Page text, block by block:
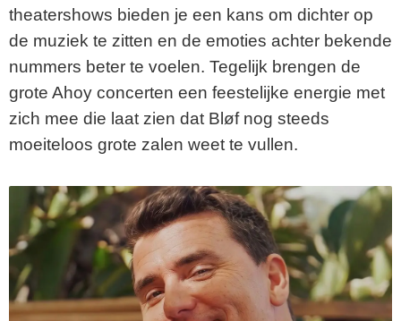
theatershows bieden je een kans om dichter op
de muziek te zitten en de emoties achter bekende
nummers beter te voelen. Tegelijk brengen de
grote Ahoy concerten een feestelijke energie met
zich mee die laat zien dat Bløf nog steeds
moeiteloos grote zalen weet te vullen.